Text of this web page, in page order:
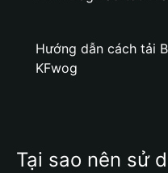
Hướng dẫn cách tải
KFwog
Tại sao nên sử